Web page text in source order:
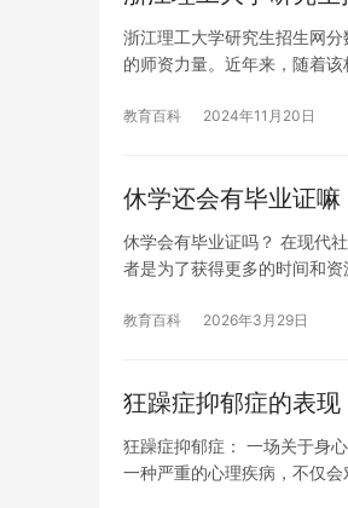
浙江理工大学研究生招生网
的师资力量。近年来，随着
教育百科 2024年11月20日
休学还会有毕业证嘛
休学会有毕业证吗？ 在现代
者是为了获得更多的时间和
教育百科 2026年3月29日
狂躁症抑郁症的表现
狂躁症抑郁症： 一场关于身
一种严重的心理疾病，不仅